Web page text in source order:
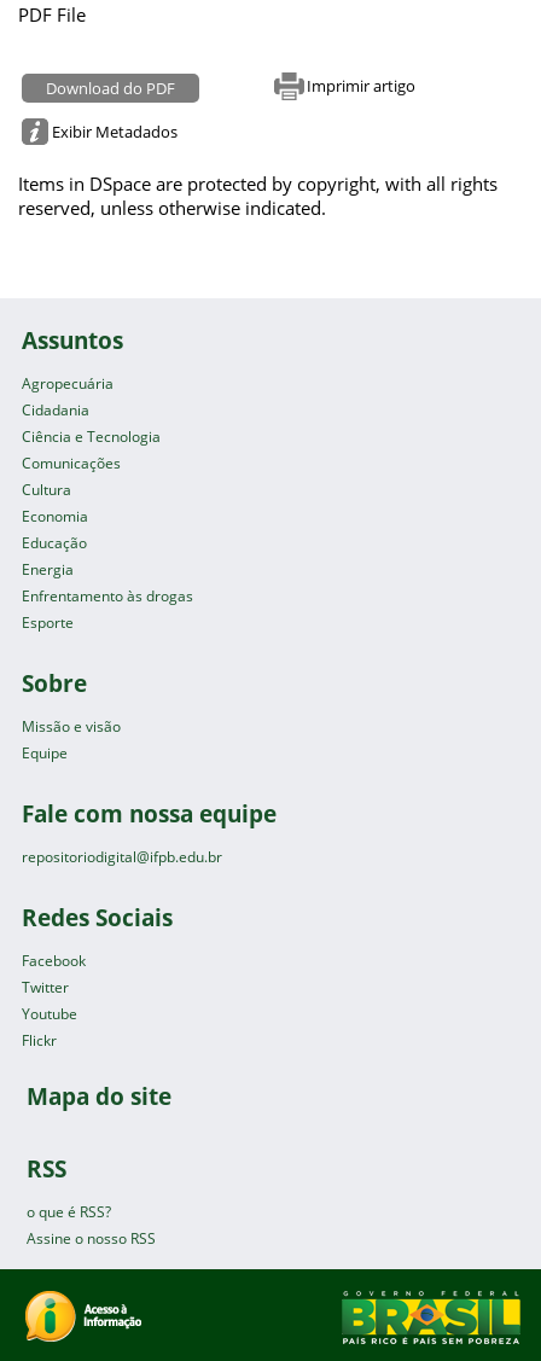
PDF File
Download do PDF Imprimir artigo
Exibir Metadados
Items in DSpace are protected by copyright, with all rights
reserved, unless otherwise indicated.
Assuntos
Agropecuária
Cidadania
Ciência e Tecnologia
Comunicações
Cultura
Economia
Educação
Energia
Enfrentamento às drogas
Esporte
Sobre
Missão e visão
Equipe
Fale com nossa equipe
repositoriodigital@ifpb.edu.br
Redes Sociais
Facebook
Twitter
Youtube
Flickr
Mapa do site
RSS
o que é RSS?
Assine o nosso RSS